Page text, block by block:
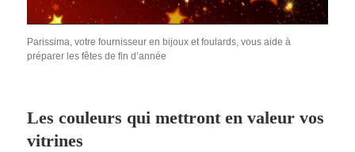
Parissima, votre fournisseur en bijoux et foulards, vous aide à
préparer les fêtes de fin d’année
Les couleurs qui mettront en valeur vos
vitrines